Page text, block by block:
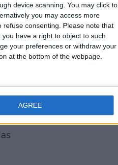
device scanning. You may click to
you may access more
consenting.
Please note that
have a right to object to such
your preferences or withdraw your
at the bottom of the webpage.
AGREE